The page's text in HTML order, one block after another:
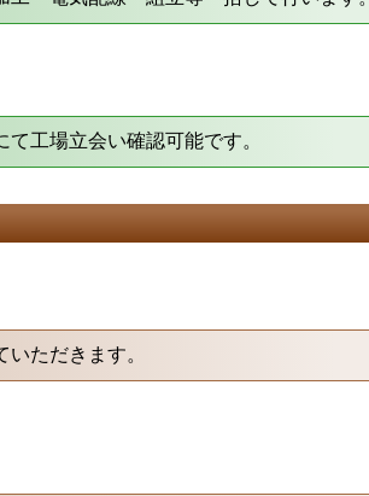
工場立会い確認可能です。
ただきます。